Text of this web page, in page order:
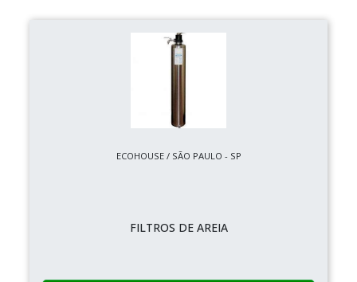
ECOHOUSE / SÃO PAULO - SP
FILTROS DE AREIA